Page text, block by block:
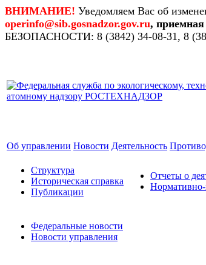
ВНИМАНИЕ! Уведомляем Вас об
operinfo@sib.gosnadzor.gov.ru, приемная
БЕЗОПАСНОСТИ: 8 (3842) 34-08-31, 8
Об управлении Новости Деятельность
Структура
Историческая справка
Публикации
Отчеты о
Нормативно-
Федеральные новости
Новости управления